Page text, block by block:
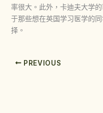
率很大。此外，卡迪夫大学
于那些想在英国学习医学的
择。
PREVIOUS